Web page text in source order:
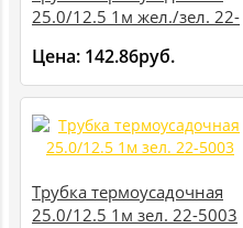
25.0/12.5 1м жел./зел. 22-
Цена: 142.86руб.
Трубка термоусадочная
25.0/12.5 1м зел. 22-5003